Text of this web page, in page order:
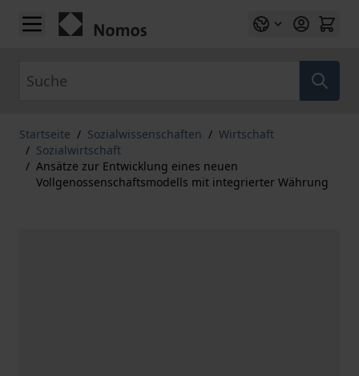
Zum Inhalt springen
Startseite / Sozialwissenschaften / Wirtschaft
/ Sozialwirtschaft
/ Ansätze zur Entwicklung eines neuen
Vollgenossenschaftsmodells mit integrierter Währung